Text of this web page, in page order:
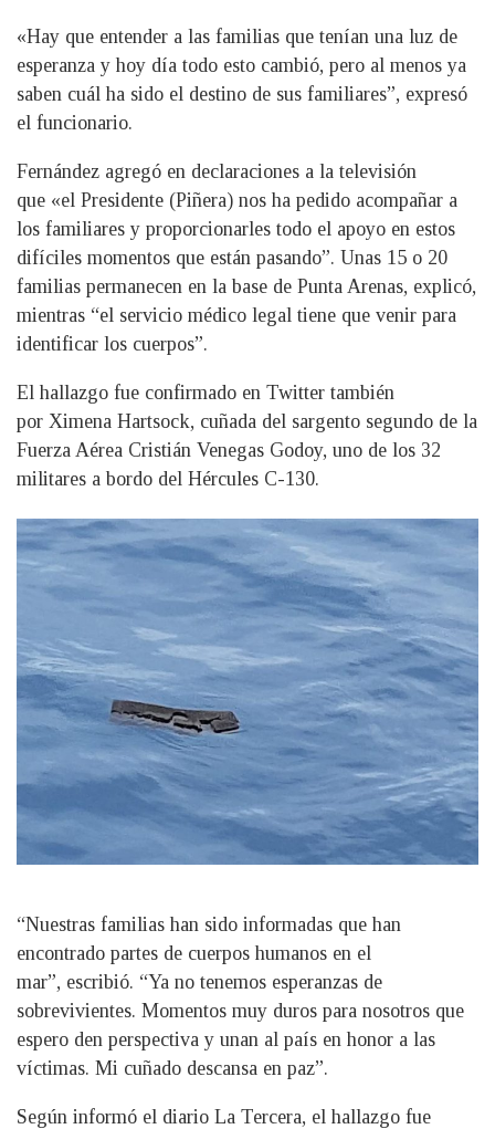
«Hay que entender a las familias que tenían una luz de
esperanza y hoy día todo esto cambió, pero al menos ya
saben cuál ha sido el destino de sus familiares”, expresó
el funcionario.
Fernández agregó en declaraciones a la televisión
que «el Presidente (Piñera) nos ha pedido acompañar a
los familiares y proporcionarles todo el apoyo en estos
difíciles momentos que están pasando”. Unas 15 o 20
familias permanecen en la base de Punta Arenas, explicó,
mientras “el servicio médico legal tiene que venir para
identificar los cuerpos”.
El hallazgo fue confirmado en Twitter también
por Ximena Hartsock, cuñada del sargento segundo de la
Fuerza Aérea Cristián Venegas Godoy, uno de los 32
militares a bordo del Hércules C-130.
“Nuestras familias han sido informadas que han
encontrado partes de cuerpos humanos en el
mar”, escribió. “Ya no tenemos esperanzas de
sobrevivientes. Momentos muy duros para nosotros que
espero den perspectiva y unan al país en honor a las
víctimas. Mi cuñado descansa en paz”.
Según informó el diario La Tercera, el hallazgo fue